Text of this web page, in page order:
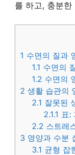
를 하고, 충분
1 수면의 질과
1.1 수면의
1.2 수면의
2 생활 습관의
2.1 잘못된
2.1.1 표:
2.2 스트레
3 영양과 수분
3.1 균형 잡